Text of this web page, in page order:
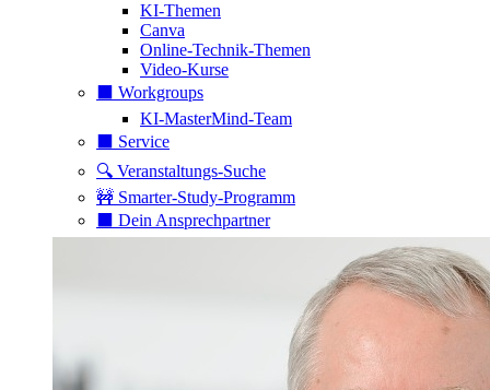
KI-Themen
Canva
Online-Technik-Themen
Video-Kurse
⬛️ Workgroups
KI-MasterMind-Team
⬛️ Service
🔍 Veranstaltungs-Suche
🚧 Smarter-Study-Programm
⬛️ Dein Ansprechpartner